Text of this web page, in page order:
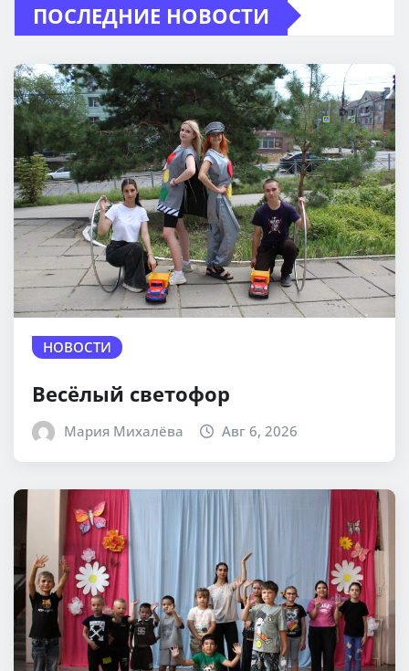
ПОСЛЕДНИЕ НОВОСТИ
НОВОСТИ
Весёлый светофор
Мария Михалёва Авг 6, 2026